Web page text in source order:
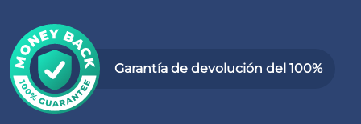
Garantía de devolución del 100%